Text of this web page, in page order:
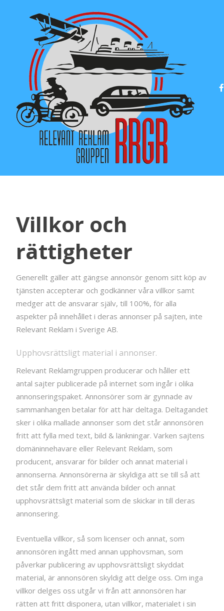
Villkor och
rättigheter
Generellt gäller att gängse annonsör genom sitt köp av
tjänsten accepterar och godkänner våra villkor samt
medger att de ansvarar själv, till 100%, för alla
aspekter på innehållet i deras annonser på sajten, inte
Relevant Reklam i Sverige AB.
Upphovsrättsligt material i annonser.
Relevant Reklamgruppen producerar och håller ett
antal sajter publicerade på internet som ingår i olika
annonseringspaket. Annonsörer som är gynnade av
sammanhangen betalar för att här deltaga. Deltagandet
sker i olika mallade annonser som det står annonsören
fritt att fylla med text, bild & länkningar. Varken sajtens
domäninnehavare eller Relevant Reklam, som
producent, ansvarar för bilder och annat material i
annonserna. Annonsörerna är skyldiga att se till så att
det står dem fritt att använda bilder och annat
upphovsrättsligt material som de skickar in till deras
annonsering.
Eventuella villkor, så som licenser och annat, som
annonsören ingått med annan upphovsman, som
påverkar publicering av upphovsrättsligt skyddat
material, är annonsören skyldig att delge oss. Om inga
villkor delges oss utgår vi från att annonsören har
rätten att fritt disponera, utan villkor, materialet i sin